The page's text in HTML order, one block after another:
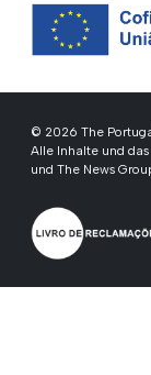
© 2026 The
Alle Inhalte und
und The News